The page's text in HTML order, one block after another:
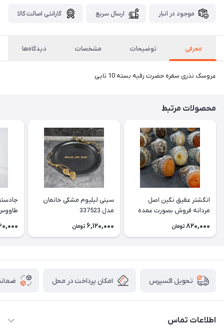
موجود در انبار ارسال سریع گارانتی اصالت کالا
معرفی توضیحات مشخصات دیدگاه‌ها
عروسک نذری سفره حضرت رقیه بسته 10 تایی
محصولات مرتبط
انگشتر عقیق نگین اصل
مردانه فروش بصورت عمده
3عدد هست فروش بصورت
820,000 تومان
سینی لیلیوم مشکی خانمان
مدل 337523
6,120,000 تومان
تحویل اکسپرس امکان پرداخت در محل
اطلاعات تماس